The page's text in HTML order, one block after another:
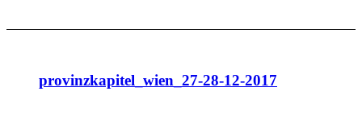
provinzkapitel_wien_27-28-12-2017